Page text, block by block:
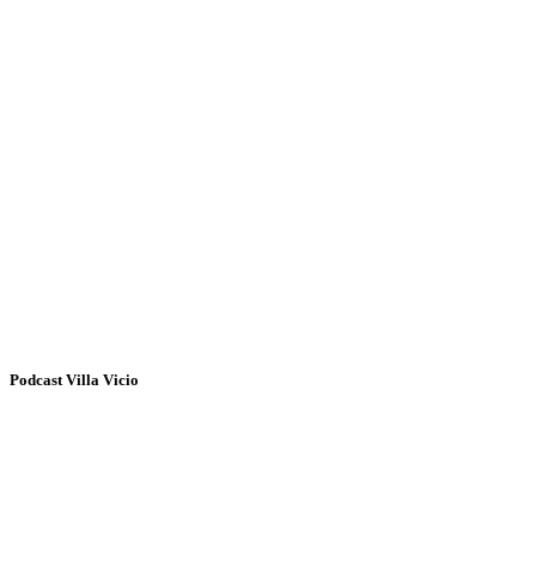
Podcast Villa Vicio